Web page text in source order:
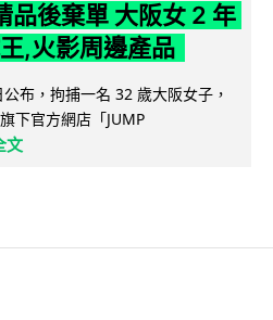
品後棄單 大阪女 2 年
,火影周邊產品
布，拘捕一名 32 歲大阪女子，
下官方網店「JUMP
文